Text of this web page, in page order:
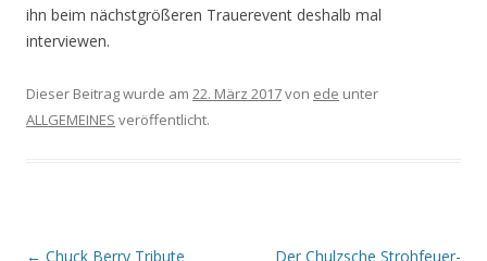
ihn beim nächstgrößeren Trauerevent deshalb mal
interviewen.
Dieser Beitrag wurde am 22. März 2017von ede unter
ALLGEMEINES veröffentlicht.
Beitrags-
← Chuck Berry Tribute Der Chulzsche Strohfeuer-